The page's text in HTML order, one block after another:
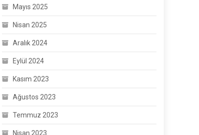
Mayıs 2025
Nisan 2025
Aralık 2024
Eylül 2024
Kasım 2023
Ağustos 2023
Temmuz 2023
Nisan 2023